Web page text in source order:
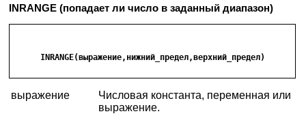
INRANGE (попадает ли число в заданный диапазон)
      INRANGE(выражение,нижний_предел,верхний_предел)
выражение
Числовая константа, переменная или
выражение.